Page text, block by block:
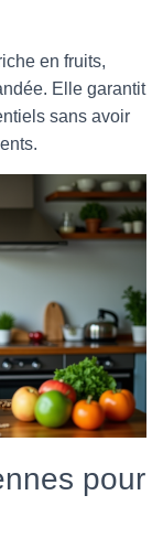
en fruits,
Elle garantit
sans avoir
pour